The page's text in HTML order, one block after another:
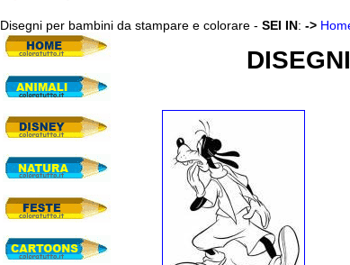
Disegni per bambini da stampare e colorare - SEI IN: ->